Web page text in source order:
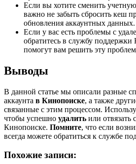
Если вы хотите сменить
важно не забыть сбросить кеш
обновления аккаунтных данных.
Если у вас есть проблемы с
обратитесь в службу
помогут вам решить эту
Выводы
В данной статье мы описали разные
аккаунта в Кинопоиске, а также
связанные с этим процессом.
чтобы успешно удалить или отвязать
Кинопоиске. Помните, что если
всегда можете обратиться к службе
Похожие записи: